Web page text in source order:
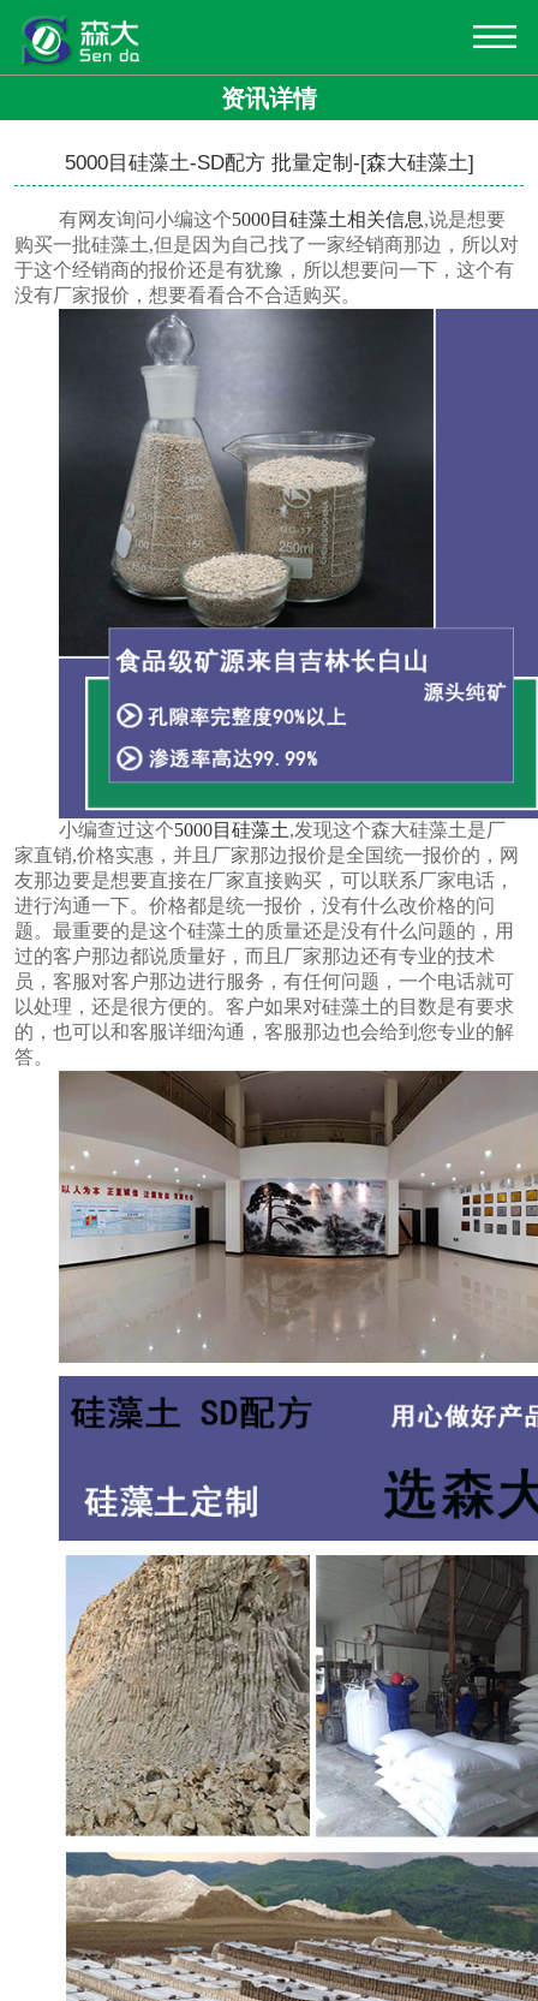
资讯详情
5000目硅藻土-SD配方 批量定制-[森大硅藻土]
有网友询问小编这个5000目硅藻土相关信息,说是想要
购买一批硅藻土,但是因为自己找了一家经销商那边，所以对
于这个经销商的报价还是有犹豫，所以想要问一下，这个有
没有厂家报价，想要看看合不合适购买。
小编查过这个5000目硅藻土,发现这个森大硅藻土是厂
家直销,价格实惠，并且厂家那边报价是全国统一报价的，网
友那边要是想要直接在厂家直接购买，可以联系厂家电话，
进行沟通一下。价格都是统一报价，没有什么改价格的问
题。最重要的是这个硅藻土的质量还是没有什么问题的，用
过的客户那边都说质量好，而且厂家那边还有专业的技术
员，客服对客户那边进行服务，有任何问题，一个电话就可
以处理，还是很方便的。客户如果对硅藻土的目数是有要求
的，也可以和客服详细沟通，客服那边也会给到您专业的解
答。